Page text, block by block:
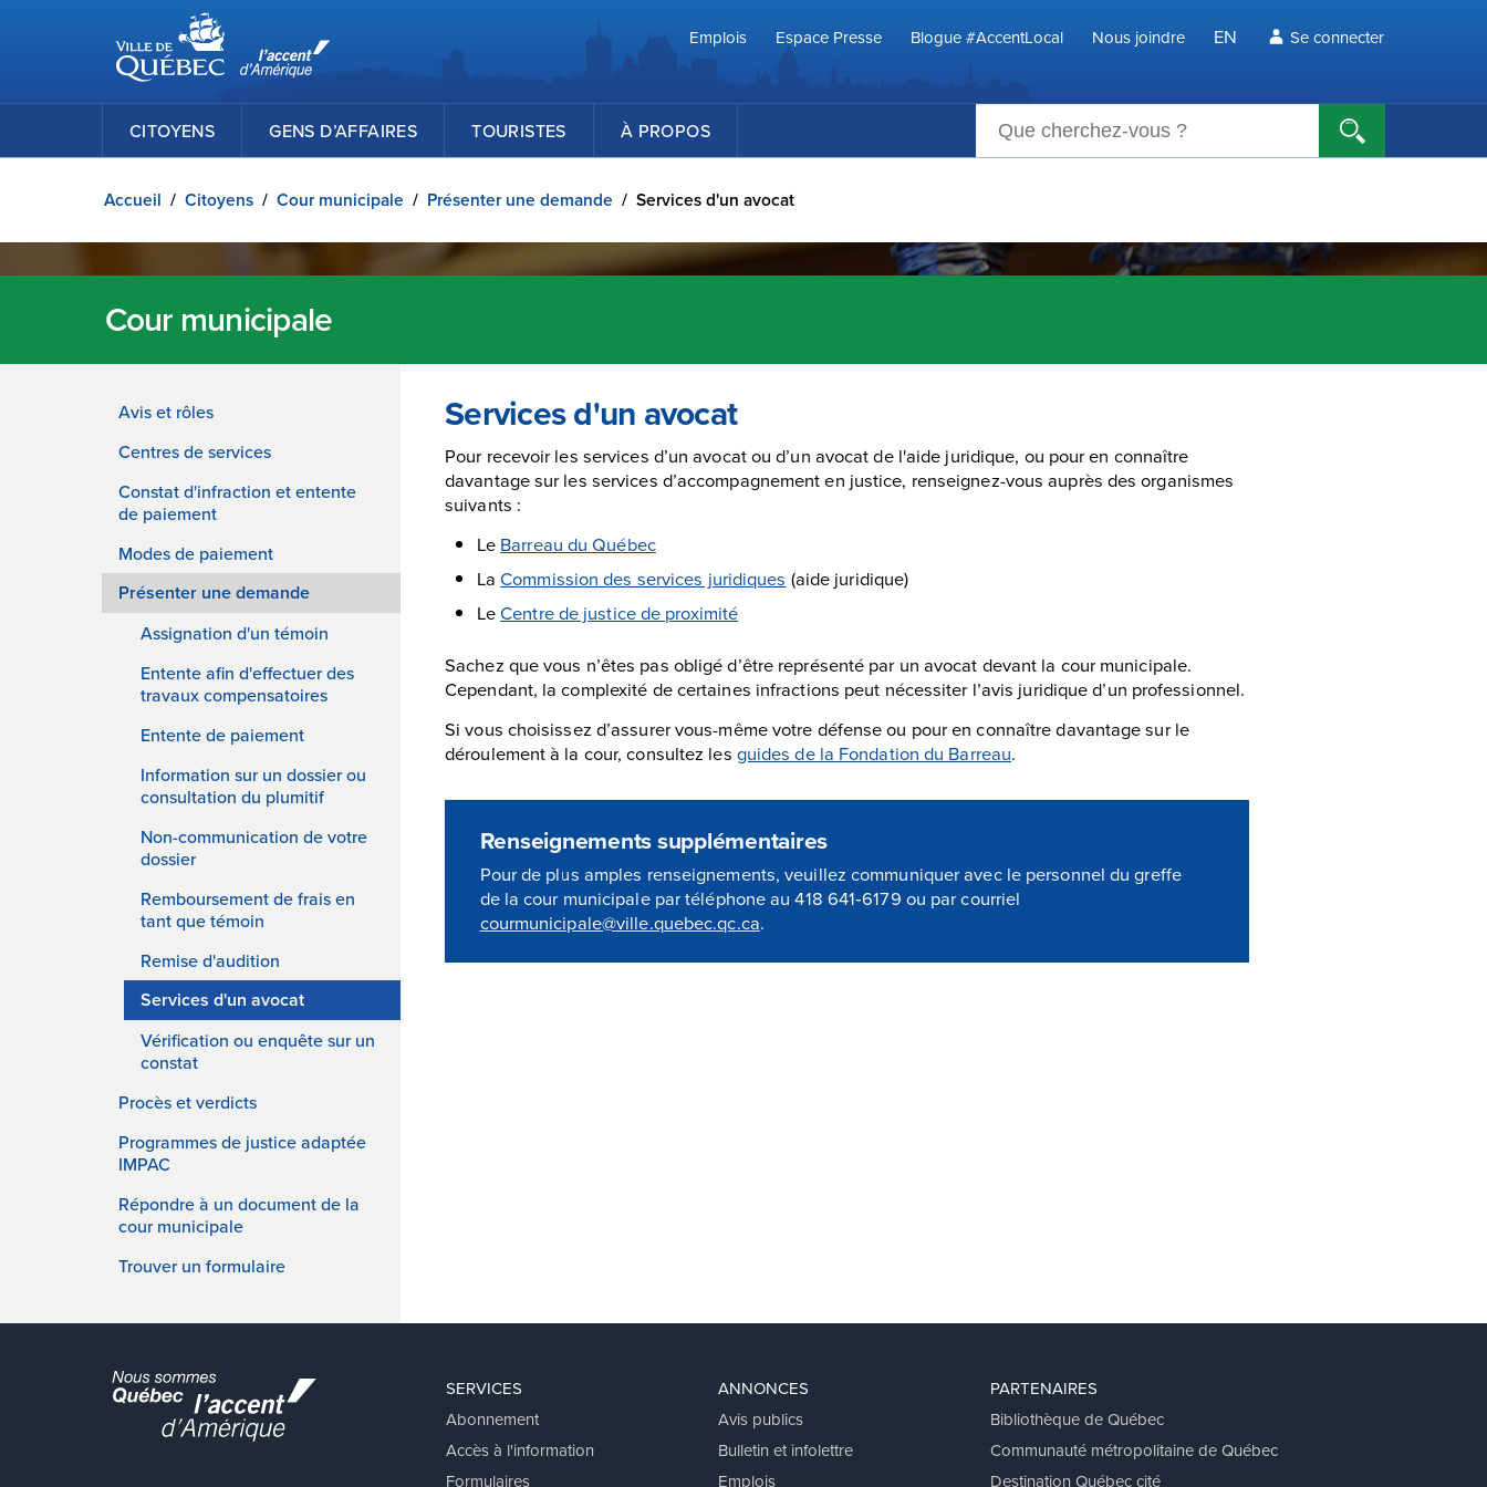
Passer au contenu principal
Ville de Québec
Emplois
Espace Presse Blogue #AccentLocal Nous joindre EN Se connecter
CITOYENS GENS D’AFFAIRES TOURISTES À PROPOS
Accueil / Citoyens / Cour municipale / Présenter une demande / Services d'un avocat
Cour municipale
Avis et rôles
Centres de services
Constat d'infraction et entente
de paiement
Modes de paiement
Présenter une demande
Assignation d'un témoin
Entente afin d'effectuer des
travaux compensatoires
Entente de paiement
Information sur un dossier ou
consultation du plumitif
Non-communication de votre
dossier
Remboursement de frais en
tant que témoin
Remise d'audition
Services d'un avocat
Vérification ou enquête sur un
constat
Procès et verdicts
Programmes de justice adaptée
IMPAC
Répondre à un document de la
cour municipale
Trouver un formulaire
Services d'un avocat
Pour recevoir les services d’un avocat ou d’un avocat de l'aide juridique, ou pour en connaître
davantage sur les services d’accompagnement en justice, renseignez-vous auprès des organismes
suivants :
Le Barreau du Québec
LaCommission des services juridiques (aide juridique)
LeCentre de justice de proximité
Sachez que vous n’êtes pas obligé d’être représenté par un avocat devant la cour municipale.
Cependant, la complexité de certaines infractions peut nécessiter l’avis juridique d’un professionnel.
Si vous choisissez d’assurer vous-même votre défense ou pour en connaître davantage sur le
déroulement à la cour, consultez les guides de la Fondation du Barreau.
Renseignements supplémentaires
Pour de plus amples renseignements, veuillez communiquer avec le personnel du greffe
de la cour municipale par téléphone au 418 641‑6179 ou par courriel
courmunicipale@ville.quebec.qc.ca.
SERVICES
Abonnement
Accès à l'information
Formulaires
ANNONCES
Avis publics
Bulletin et infolettre
Emplois
PARTENAIRES
Bibliothèque de Québec
Communauté métropolitaine de Québec
Destination Québec cité